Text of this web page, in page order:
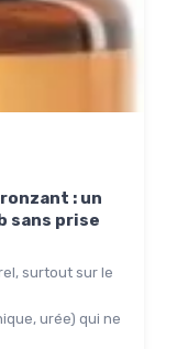
: un
sans prise
surtout sur le
urée) qui ne